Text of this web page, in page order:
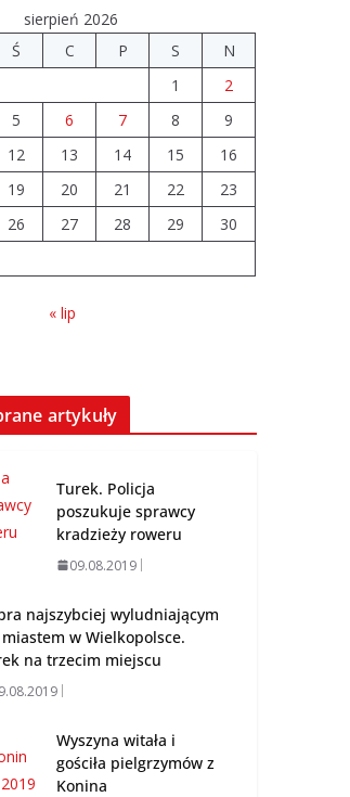
Szkoła we
Władysławowie
modernizację
06.08.2026
Prawie 20 tys. zł dla
dyrektora szpitala.
Podwyżka mimo
04.08.2026
miejsce trudno uznać
za sukces
sierpień 2026
Ś C P S
N
1
2
5 6 7 8
9
12 13 14 15
16
19 20 21 22
23
26 27 28 29
30
« lip
artykuły
Turek. Policja
poszukuje sprawcy
kradzieży roweru
09.08.2019
najszybciej wyludniającym
w Wielkopolsce.
na trzecim miejscu
Wyszyna witała i
gościła pielgrzymów z
Konina